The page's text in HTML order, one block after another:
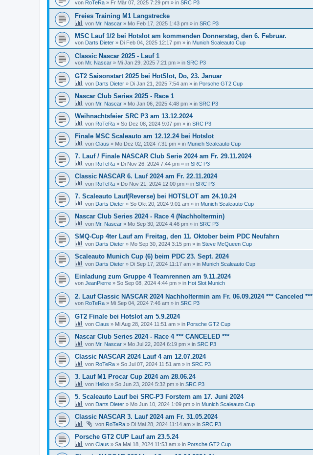
von RoTeRa » Fr Mär 07, 2025 7:29 pm » in SRC P3
Freies Training M1 Langstrecke
von Mr. Nascar » Mo Feb 17, 2025 1:43 pm » in SRC P3
MSC Lauf 1/2 bei Hotslot am kommenden Donnerstag, den 6. Februar.
von Darts Dieter » Di Feb 04, 2025 12:17 pm » in Munich Scaleauto Cup
Classic Nascar 2025 - Lauf 1
von Mr. Nascar » Mi Jan 29, 2025 7:21 pm » in SRC P3
GT2 Saisonstart 2025 bei HotSlot, Do, 23. Januar
von Darts Dieter » Di Jan 21, 2025 7:54 am » in Porsche GT2 Cup
Nascar Club Series 2025 - Race 1
von Mr. Nascar » Mo Jan 06, 2025 4:48 pm » in SRC P3
Weihnachtsfeier SRC P3 am 13.12.2024
von RoTeRa » So Dez 08, 2024 9:07 pm » in SRC P3
Finale MSC Scaleauto am 12.12.24 bei Hotslot
von Claus » Mo Dez 02, 2024 7:31 pm » in Munich Scaleauto Cup
7. Lauf / Finale NASCAR Club Serie 2024 am Fr. 29.11.2024
von RoTeRa » Di Nov 26, 2024 7:44 pm » in SRC P3
Classic NASCAR 6. Lauf 2024 am Fr. 22.11.2024
von RoTeRa » Do Nov 21, 2024 12:00 pm » in SRC P3
7. Scaleauto Lauf(Reverse) bei HOTSLOT am 24.10.24
von Darts Dieter » So Okt 20, 2024 9:01 am » in Munich Scaleauto Cup
Nascar Club Series 2024 - Race 4 (Nachholtermin)
von Mr. Nascar » Mo Sep 30, 2024 4:46 pm » in SRC P3
SMQ-Cup 4ter Lauf am Freitag, den 11. Oktober beim PDC Neufahrn
von Darts Dieter » Mo Sep 30, 2024 3:15 pm » in Steve McQueen Cup
Scaleauto Munich Cup (6) beim PDC 23. Sept. 2024
von Darts Dieter » Di Sep 17, 2024 11:17 am » in Munich Scaleauto Cup
Einladung zum Gruppe 4 Teamrennen am 9.11.2024
von JeanPierre » So Sep 08, 2024 4:44 pm » in Hot Slot Munich
2. Lauf Classic NASCAR 2024 Nachholtermin am Fr. 06.09.2024 *** Canceled ***
von RoTeRa » Mi Sep 04, 2024 7:46 am » in SRC P3
GT2 Finale bei Hotslot am 5.9.2024
von Claus » Mi Aug 28, 2024 11:51 am » in Porsche GT2 Cup
Nascar Club Series 2024 - Race 4 *** CANCELED ***
von Mr. Nascar » Mo Jul 22, 2024 6:19 pm » in SRC P3
Classic NASCAR 2024 Lauf 4 am 12.07.2024
von RoTeRa » So Jul 07, 2024 11:51 am » in SRC P3
3. Lauf M1 Procar Cup 2024 am 28.06.24
von Heiko » So Jun 23, 2024 5:32 pm » in SRC P3
5. Scaleauto Lauf bei SRC-P3 Forstern am 17. Juni 2024
von Darts Dieter » Mo Jun 10, 2024 1:09 pm » in Munich Scaleauto Cup
Classic NASCAR 3. Lauf 2024 am Fr. 31.05.2024
von RoTeRa » Di Mai 28, 2024 11:14 am » in SRC P3
Porsche GT2 CUP Lauf am 23.5.24
von Claus » Sa Mai 18, 2024 11:53 am » in Porsche GT2 Cup